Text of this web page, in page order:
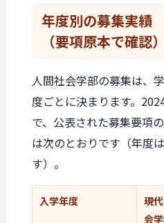
年度別の募集実績
（要項原本で確認）
人間社会学部の募集は、
度ごとに決まります。
で、公表された募集要項
は次のとおりです（年度
す）。
入学年度
現
会